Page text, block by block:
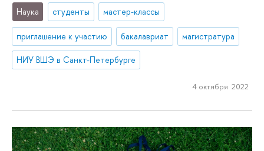
Наука студенты мастер-классы
приглашение к участию бакалавриат магистратура
НИУ ВШЭ в Санкт-Петербурге
4 октября 2022